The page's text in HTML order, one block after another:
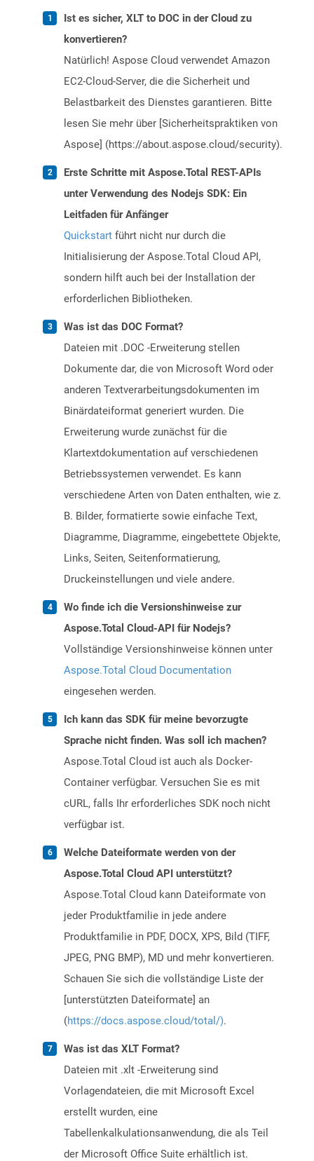
Ist es sicher, XLT to DOC in der Cloud zu
konvertieren?
Natürlich! Aspose Cloud verwendet Amazon
EC2-Cloud-Server, die die Sicherheit und
Belastbarkeit des Dienstes garantieren. Bitte
lesen Sie mehr über [Sicherheitspraktiken von
Aspose] (https://about.aspose.cloud/security).
Erste Schritte mit Aspose.Total REST-APIs
unter Verwendung des Nodejs SDK: Ein
Leitfaden für Anfänger
Quickstart führt nicht nur durch die
Initialisierung der Aspose.Total Cloud API,
sondern hilft auch bei der Installation der
erforderlichen Bibliotheken.
Was ist das DOC Format?
Dateien mit .DOC -Erweiterung stellen
Dokumente dar, die von Microsoft Word oder
anderen Textverarbeitungsdokumenten im
Binärdateiformat generiert wurden. Die
Erweiterung wurde zunächst für die
Klartextdokumentation auf verschiedenen
Betriebssystemen verwendet. Es kann
verschiedene Arten von Daten enthalten, wie z.
B. Bilder, formatierte sowie einfache Text,
Diagramme, Diagramme, eingebettete Objekte,
Links, Seiten, Seitenformatierung,
Druckeinstellungen und viele andere.
Wo finde ich die Versionshinweise zur
Aspose.Total Cloud-API für Nodejs?
Vollständige Versionshinweise können unter
Aspose.Total Cloud Documentation
eingesehen werden.
Ich kann das SDK für meine bevorzugte
Sprache nicht finden. Was soll ich machen?
Aspose.Total Cloud ist auch als Docker-
Container verfügbar. Versuchen Sie es mit
cURL, falls Ihr erforderliches SDK noch nicht
verfügbar ist.
Welche Dateiformate werden von der
Aspose.Total Cloud API unterstützt?
Aspose.Total Cloud kann Dateiformate von
jeder Produktfamilie in jede andere
Produktfamilie in PDF, DOCX, XPS, Bild (TIFF,
JPEG, PNG BMP), MD und mehr konvertieren.
Schauen Sie sich die vollständige Liste der
[unterstützten Dateiformate] an
(https://docs.aspose.cloud/total/).
Was ist das XLT Format?
Dateien mit .xlt -Erweiterung sind
Vorlagendateien, die mit Microsoft Excel
erstellt wurden, eine
Tabellenkalkulationsanwendung, die als Teil
der Microsoft Office Suite erhältlich ist.